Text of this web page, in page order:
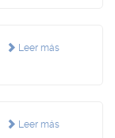
Leer más
Leer más